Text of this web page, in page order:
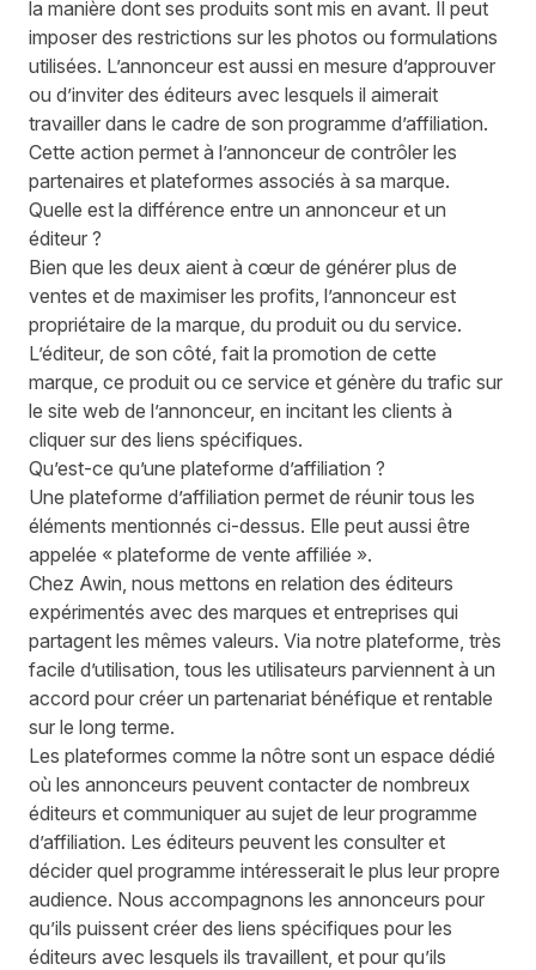
la manière dont ses produits sont mis en avant. Il peut
imposer des restrictions sur les photos ou formulations
utilisées. L’annonceur est aussi en mesure d’approuver
ou d’inviter des éditeurs avec lesquels il aimerait
travailler dans le cadre de son programme d’affiliation.
Cette action permet à l’annonceur de contrôler les
partenaires et plateformes associés à sa marque.
Quelle est la différence entre un annonceur et un
éditeur ?
Bien que les deux aient à cœur de générer plus de
ventes et de maximiser les profits, l’annonceur est
propriétaire de la marque, du produit ou du service.
L’éditeur, de son côté, fait la promotion de cette
marque, ce produit ou ce service et génère du trafic sur
le site web de l’annonceur, en incitant les clients à
cliquer sur des liens spécifiques.
Qu’est-ce qu’une plateforme d’affiliation ?
Une plateforme d’affiliation permet de réunir tous les
éléments mentionnés ci-dessus. Elle peut aussi être
appelée « plateforme de vente affiliée ».
Chez Awin, nous mettons en relation des éditeurs
expérimentés avec des marques et entreprises qui
partagent les mêmes valeurs. Via notre plateforme, très
facile d’utilisation, tous les utilisateurs parviennent à un
accord pour créer un partenariat bénéfique et rentable
sur le long terme.
Les plateformes comme la nôtre sont un espace dédié
où les annonceurs peuvent contacter de nombreux
éditeurs et communiquer au sujet de leur programme
d’affiliation. Les éditeurs peuvent les consulter et
décider quel programme intéresserait le plus leur propre
audience. Nous accompagnons les annonceurs pour
qu’ils puissent créer des liens spécifiques pour les
éditeurs avec lesquels ils travaillent, et pour qu’ils